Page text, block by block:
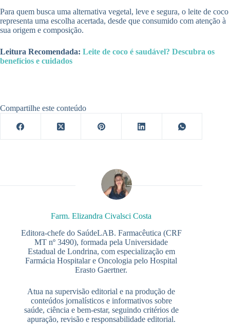
Para quem busca uma alternativa vegetal, leve e segura, o leite de coco
representa uma escolha acertada, desde que consumido com atenção à
sua origem e composição.
Leitura Recomendada: Leite de coco é saudável? Descubra os
benefícios e cuidados
Compartilhe este conteúdo
Farm. Elizandra Civalsci Costa
Editora-chefe do SaúdeLAB. Farmacêutica (CRF
MT nº 3490), formada pela Universidade
Estadual de Londrina, com especialização em
Farmácia Hospitalar e Oncologia pelo Hospital
Erasto Gaertner.
Atua na supervisão editorial e na produção de
conteúdos jornalísticos e informativos sobre
saúde, ciência e bem-estar, seguindo critérios de
apuração, revisão e responsabilidade editorial.